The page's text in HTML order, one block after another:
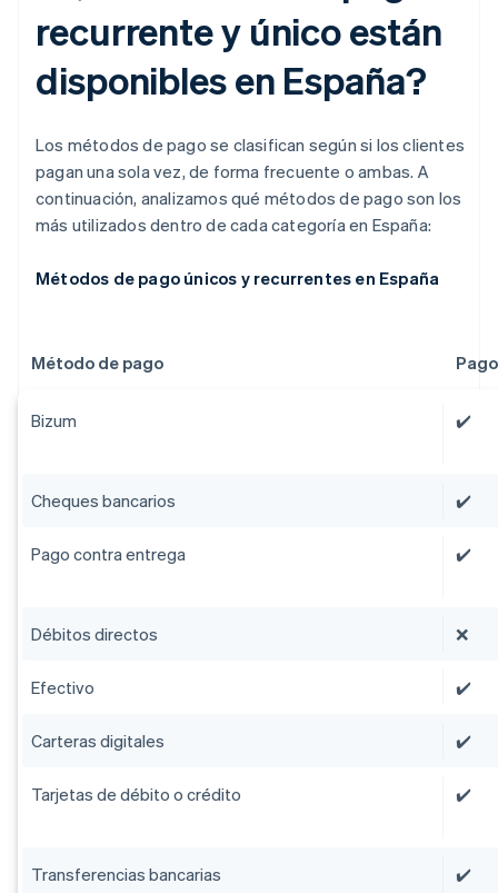
recurrente y único están
disponibles en España?
Los métodos de pago se clasifican según si los clientes
pagan una sola vez, de forma frecuente o ambas. A
continuación, analizamos qué métodos de pago son los
más utilizados dentro de cada categoría en España:
Métodos de pago únicos y recurrentes en España
Método de pago
Bizum ✔️
Cheques bancarios ✔️
Pago contra entrega ✔️
Débitos directos ❌
Efectivo ✔️
Carteras digitales ✔️
Tarjetas de débito o crédito ✔️
Transferencias bancarias ✔️